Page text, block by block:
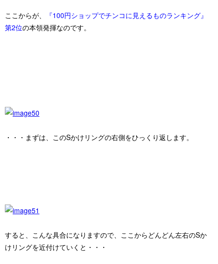
ここからが、
『100円ショップでチンコに見えるものランキング』
第2位の本領発揮なのです。
・・・まずは、このSかけリングの右側をひっくり返します。
すると、こんな具合になりますので、 ここからどんどん左右のSか
けリングを近付けていくと・・・